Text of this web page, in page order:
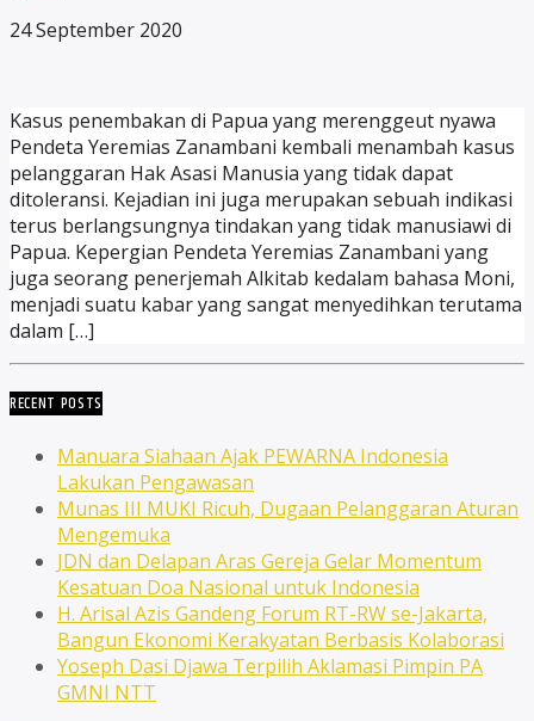
24 September 2020
Kasus penembakan di Papua yang merenggeut nyawa
Pendeta Yeremias Zanambani kembali menambah kasus
pelanggaran Hak Asasi Manusia yang tidak dapat
ditoleransi. Kejadian ini juga merupakan sebuah indikasi
terus berlangsungnya tindakan yang tidak manusiawi di
Papua. Kepergian Pendeta Yeremias Zanambani yang
juga seorang penerjemah Alkitab kedalam bahasa Moni,
menjadi suatu kabar yang sangat menyedihkan terutama
dalam […]
RECENT POSTS
Manuara Siahaan Ajak PEWARNA Indonesia
Lakukan Pengawasan
Munas III MUKI Ricuh, Dugaan Pelanggaran Aturan
Mengemuka
JDN dan Delapan Aras Gereja Gelar Momentum
Kesatuan Doa Nasional untuk Indonesia
H. Arisal Azis Gandeng Forum RT-RW se-Jakarta,
Bangun Ekonomi Kerakyatan Berbasis Kolaborasi
Yoseph Dasi Djawa Terpilih Aklamasi Pimpin PA
GMNI NTT